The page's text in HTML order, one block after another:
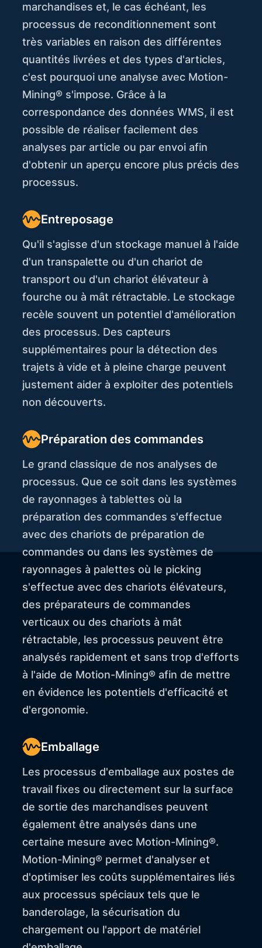
marchandises et, le cas échéant, les
processus de reconditionnement sont
très variables en raison des différentes
quantités livrées et des types d'articles,
c'est pourquoi une analyse avec Motion-
Mining® s'impose. Grâce à la
correspondance des données WMS, il est
possible de réaliser facilement des
analyses par article ou par envoi afin
d'obtenir un aperçu encore plus précis des
processus.
Entreposage
Qu'il s'agisse d'un stockage manuel à l'aide
d'un transpalette ou d'un chariot de
transport ou d'un chariot élévateur à
fourche ou à mât rétractable. Le stockage
recèle souvent un potentiel d'amélioration
des processus. Des capteurs
supplémentaires pour la détection des
trajets à vide et à pleine charge peuvent
justement aider à exploiter des potentiels
non découverts.
Préparation des commandes
Le grand classique de nos analyses de
processus. Que ce soit dans les systèmes
de rayonnages à tablettes où la
préparation des commandes s'effectue
avec des chariots de préparation de
commandes ou dans les systèmes de
rayonnages à palettes où le picking
s'effectue avec des chariots élévateurs,
des préparateurs de commandes
verticaux ou des chariots à mât
rétractable, les processus peuvent être
analysés rapidement et sans trop d'efforts
à l'aide de Motion-Mining® afin de mettre
en évidence les potentiels d'efficacité et
d'ergonomie.
Emballage
Les processus d'emballage aux postes de
travail fixes ou directement sur la surface
de sortie des marchandises peuvent
également être analysés dans une
certaine mesure avec Motion-Mining®.
Motion-Mining® permet d'analyser et
d'optimiser les coûts supplémentaires liés
aux processus spéciaux tels que le
banderolage, la sécurisation du
chargement ou l'apport de matériel